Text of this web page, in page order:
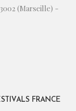
(Marseille) -
FRANCE